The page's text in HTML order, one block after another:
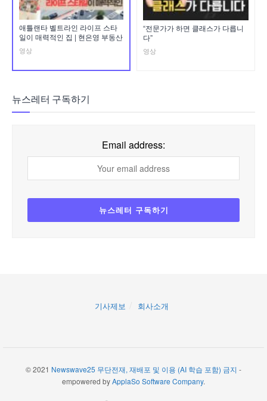
애틀랜타 벨트라인 라이프 스타
일이 매력적인 집 | 현은영 부동산
영상
“전문가가 하면 클래스가 다릅니
다”
영상
뉴스레터 구독하기
Email address:
기사제보 회사소개
© 2021 Newswave25 무단전재, 재배포 및 이용 (AI 학습 포함) 금지 -
empowered byApplaSo Software Company.